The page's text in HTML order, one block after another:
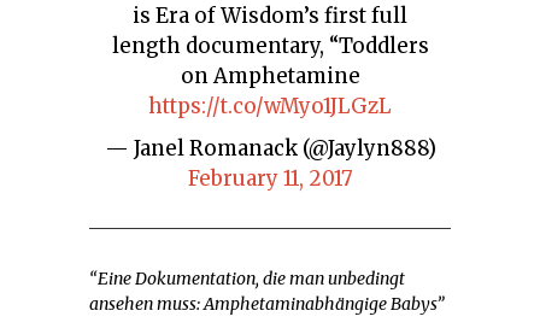
is Era of Wisdom’s first full
length documentary, “Toddlers
on Amphetamine
https://t.co/wMyo1JLGzL
— Janel Romanack (@Jaylyn888)
February 11, 2017
“Eine Dokumentation, die man unbedingt
ansehen muss: Amphetaminabhängige Babys”